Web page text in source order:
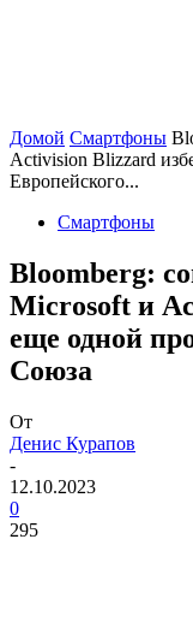
Домой Смартфоны
Activision Blizzard
Европейского...
Смартфоны
Bloomberg:
Microsoft и
еще одной
Союза
От
Денис Курапов
-
12.10.2023
0
295